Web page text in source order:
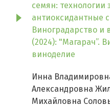
семян: технологии
антиоксидантные
Виноградарство и
(2024): "Магарач”.
виноделие
Инна
Александровна
Михайловна